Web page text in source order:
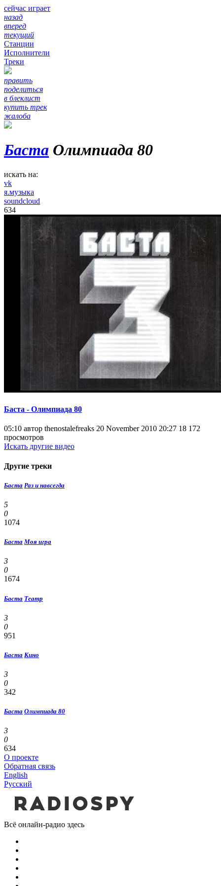
сейчас играет
назад
вперед
текущий
Станции
Исполнители
Треки
править
поделиться
в блеклист
купить трек
жалоба
Баста Олимпиада 80
искать на:
vk
я.музыка
soundcloud
634
Баста - Олимпиада 80
05:10 автор thenostalefreaks 20 November 2010 20:27 18 172
просмотров
Искать другие видео
Другие треки
Баста Раз и навсегда
5
0
1074
Баста Моя игра
3
0
1674
Баста Театр
3
0
951
Баста Кино
3
0
342
Баста Олимпиада 80
3
0
634
О проекте
Обратная связь
English
Русский
Всё онлайн-радио здесь